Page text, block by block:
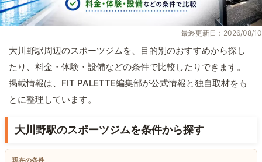
最終更新日：2026/08/10
大川野駅周辺のスポーツジムを、目的別のおすすめから探し
たり、料金・体験・設備などの条件で比較したりできます。
掲載情報は、FIT PALETTE編集部が公式情報と独自取材をも
とに整理しています。
大川野駅のスポーツジムを条件から探す